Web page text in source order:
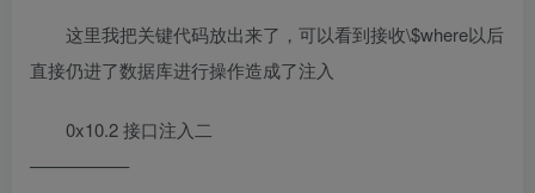
这里我把关键代码放出来了，可以看到接收\$where以后
直接仍进了数据库进行操作造成了注入
0x10.2 接口注入二
—————–